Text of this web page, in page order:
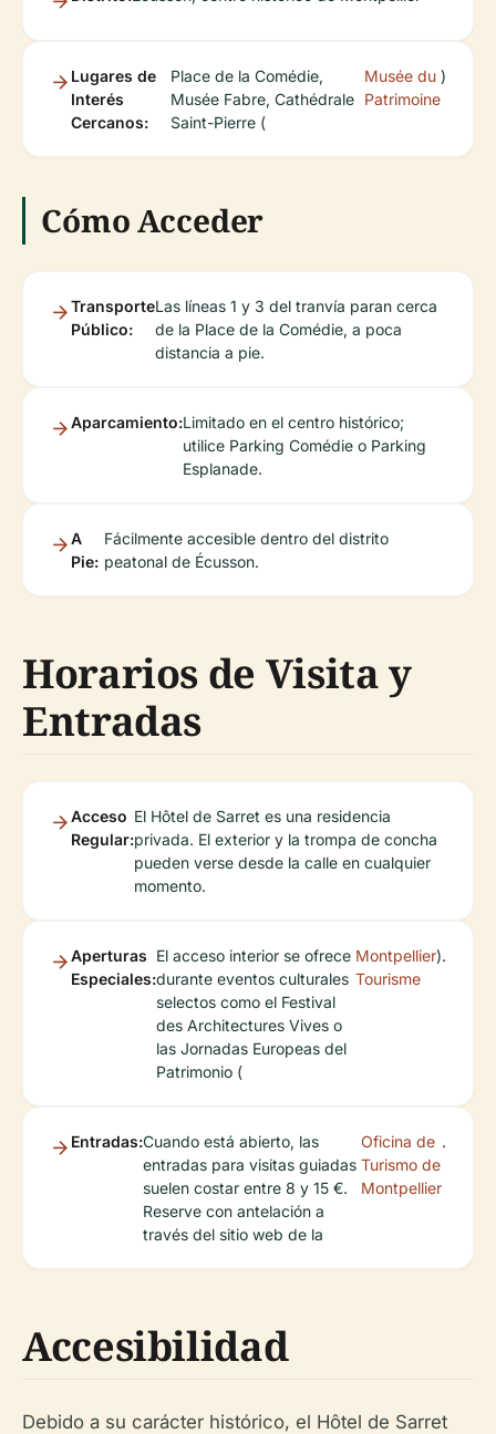
Lugares de
Interés
Cercanos:
Place de la Comédie,
Musée Fabre, Cathédrale
Saint-Pierre (
Musée du
Patrimoine
)
Cómo Acceder
Transporte
Público:
Las líneas 1 y 3 del tranvía paran cerca
de la Place de la Comédie, a poca
distancia a pie.
Aparcamiento:Limitado en el centro histórico;
utilice Parking Comédie o Parking
Esplanade.
A
Pie:
Fácilmente accesible dentro del distrito
peatonal de Écusson.
Horarios de Visita y
Entradas
Acceso
Regular:
El Hôtel de Sarret es una residencia
privada. El exterior y la trompa de concha
pueden verse desde la calle en cualquier
momento.
Aperturas
Especiales:
El acceso interior se ofrece
durante eventos culturales
selectos como el Festival
des Architectures Vives o
las Jornadas Europeas del
Patrimonio (
Montpellier
Tourisme
).
Entradas:Cuando está abierto, las
entradas para visitas guiadas
suelen costar entre 8 y 15 €.
Reserve con antelación a
través del sitio web de la
Oficina de
Turismo de
Montpellier
.
Accesibilidad
Debido a su carácter histórico, el Hôtel de Sarret